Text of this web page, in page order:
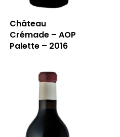
Château
Crémade – AOP
Palette – 2016